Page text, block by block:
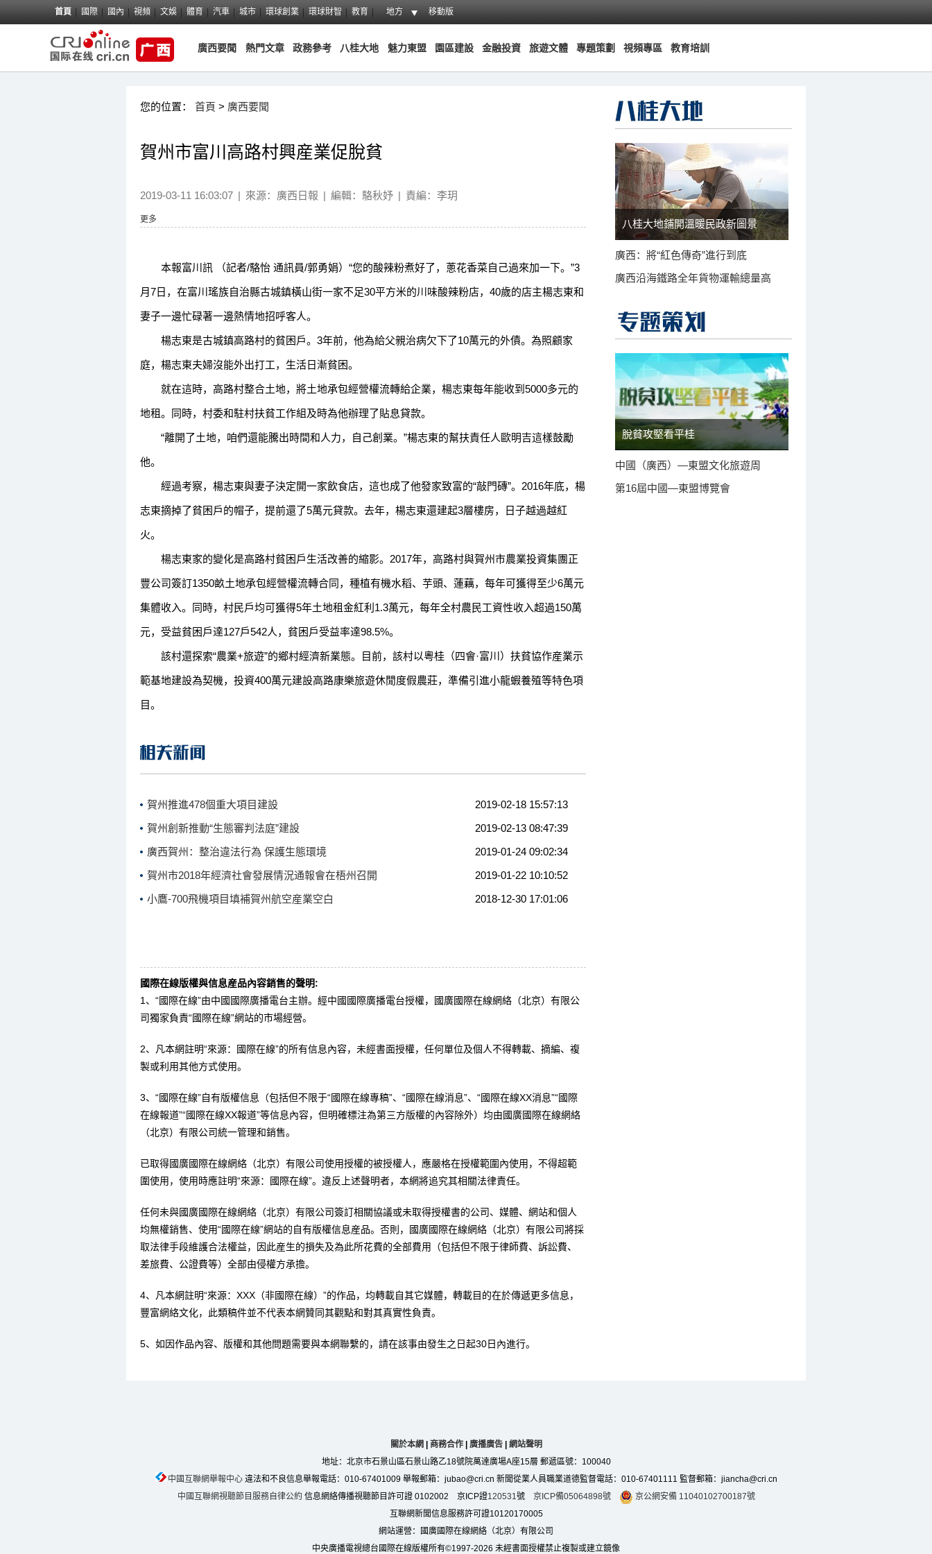
首頁 國際 國內 視頻 文娛 體育 汽車 城市 環球創業 環球財智 教育 地方 移動版
廣西要聞 熱門文章 政務參考 八桂大地 魅力東盟 園區建設 金融投資 旅遊文體 專題策劃 視頻專區 教育培訓
您的位置： 首頁 > 廣西要聞
賀州市富川高路村興産業促脫貧
2019-03-11 16:03:07 | 來源： 廣西日報 | 編輯：駱秋妤 | 責編：李玥
更多
本報富川訊 （記者/駱怡 通訊員/郭勇娟）“您的酸辣粉煮好了，蔥花香菜自己過來加一下。”3
月7日，在富川瑤族自治縣古城鎮橫山街一家不足30平方米的川味酸辣粉店，40歲的店主楊志東和
妻子一邊忙碌著一邊熱情地招呼客人。
楊志東是古城鎮高路村的貧困戶。3年前，他為給父親治病欠下了10萬元的外債。為照顧家
庭，楊志東夫婦沒能外出打工，生活日漸貧困。
就在這時，高路村整合土地，將土地承包經營權流轉給企業，楊志東每年能收到5000多元的
地租。同時，村委和駐村扶貧工作組及時為他辦理了貼息貸款。
“離開了土地，咱們還能騰出時間和人力，自己創業。”楊志東的幫扶責任人歐明吉這樣鼓勵
他。
經過考察，楊志東與妻子決定開一家飲食店，這也成了他發家致富的“敲門磚”。2016年底，楊
志東摘掉了貧困戶的帽子，提前還了5萬元貸款。去年，楊志東還建起3層樓房，日子越過越紅
火。
楊志東家的變化是高路村貧困戶生活改善的縮影。2017年，高路村與賀州市農業投資集團正
豐公司簽訂1350畝土地承包經營權流轉合同，種植有機水稻、芋頭、蓮藕，每年可獲得至少6萬元
集體收入。同時，村民戶均可獲得5年土地租金紅利1.3萬元，每年全村農民工資性收入超過150萬
元，受益貧困戶達127戶542人，貧困戶受益率達98.5%。
該村還探索“農業+旅遊”的鄉村經濟新業態。目前，該村以粵桂（四會·富川）扶貧協作産業示
範基地建設為契機，投資400萬元建設高路康樂旅遊休閒度假農莊，準備引進小龍蝦養殖等特色項
目。
2019-02-18 15:57:13
賀州推進478個重大項目建設
2019-02-13 08:47:39
賀州創新推動“生態審判法庭”建設
2019-01-24 09:02:34
廣西賀州：整治違法行為 保護生態環境
2019-01-22 10:10:52
賀州市2018年經濟社會發展情況通報會在梧州召開
2018-12-30 17:01:06
小鷹-700飛機項目填補賀州航空産業空白
國際在線版權與信息産品內容銷售的聲明:
1、“國際在線”由中國國際廣播電台主辦。經中國國際廣播電台授權，國廣國際在線網絡（北京）有限公
司獨家負責“國際在線”網站的市場經營。
2、凡本網註明“來源：國際在線”的所有信息內容，未經書面授權，任何單位及個人不得轉載、摘編、複
製或利用其他方式使用。
3、“國際在線”自有版權信息（包括但不限于“國際在線專稿”、“國際在線消息”、“國際在線XX消息”“國際
在線報道”“國際在線XX報道”等信息內容，但明確標注為第三方版權的內容除外）均由國廣國際在線網絡
（北京）有限公司統一管理和銷售。
已取得國廣國際在線網絡（北京）有限公司使用授權的被授權人，應嚴格在授權範圍內使用，不得超範
圍使用，使用時應註明“來源：國際在線”。違反上述聲明者，本網將追究其相關法律責任。
任何未與國廣國際在線網絡（北京）有限公司簽訂相關協議或未取得授權書的公司、媒體、網站和個人
均無權銷售、使用“國際在線”網站的自有版權信息産品。否則，國廣國際在線網絡（北京）有限公司將採
取法律手段維護合法權益，因此産生的損失及為此所花費的全部費用（包括但不限于律師費、訴訟費、
差旅費、公證費等）全部由侵權方承擔。
4、凡本網註明“來源：XXX（非國際在線）”的作品，均轉載自其它媒體，轉載目的在於傳遞更多信息，
豐富網絡文化，此類稿件並不代表本網贊同其觀點和對其真實性負責。
5、如因作品內容、版權和其他問題需要與本網聯繫的，請在該事由發生之日起30日內進行。
八桂大地鋪開溫暖民政新圖景
廣西：將“紅色傳奇”進行到底
廣西沿海鐵路全年貨物運輸總量高
脫貧攻堅看平桂
中國（廣西）—東盟文化旅遊周
第16屆中國—東盟博覽會
關於本網 商務合作| 廣播廣告| 網站聲明
地址：北京市石景山區石景山路乙18號院萬達廣場A座15層 郵遞區號：100040
中國互聯網舉報中心違法和不良信息舉報電話：010-67401009 舉報郵箱：jubao@cri.cn 新聞從業人員職業道德監督電話：010-67401111 監督郵箱：jiancha@cri.cn
中國互聯網視聽節目服務自律公約 信息網絡傳播視聽節目許可證 0102002 京ICP證120531號 京ICP備05064898號
京公網安備 11040102700187號
互聯網新聞信息服務許可證10120170005
網站運營：國廣國際在線網絡（北京）有限公司
中央廣播電視總台國際在線版權所有©1997-2026 未經書面授權禁止複製或建立鏡像